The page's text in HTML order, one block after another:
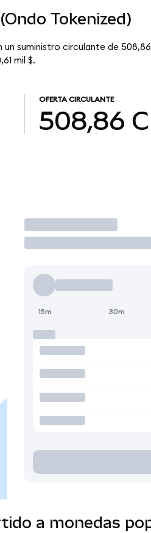
Tokenized)
un suministro circulante de
mil $.
OFERTA CIRCULANTE
508,86
Operar
15m 30m
a monedas